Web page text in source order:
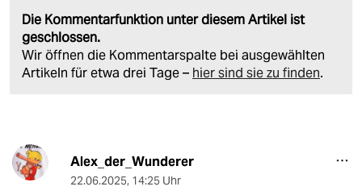
Die Kommentarfunktion unter diesem Artikel ist
geschlossen.
Wir öffnen die Kommentarspalte bei ausgewählten
Artikeln für etwa drei Tage – hier sind sie zu finden.
Alex_der_Wunderer
22.06.2025, 14:25 Uhr